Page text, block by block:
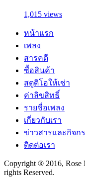
1,015 views
หน้าแรก
เพลง
สารคดี
ซื้อสินค้า
สตูดิโอให้เช่า
ค่าลิขสิทธิ์
รายชื่อเพลง
เกี่ยวกับเรา
ข่าวสารและกิจก
ติดต่อเรา
Copyright ® 2016, Rose
rights Reserved.